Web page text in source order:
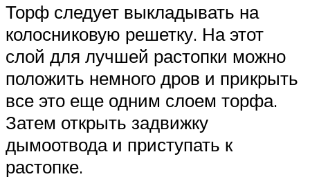
Торф следует выкладывать на
колосниковую решетку. На этот
слой для лучшей растопки можно
положить немного дров и прикрыть
все это еще одним слоем торфа.
Затем открыть задвижку
дымоотвода и приступать к
растопке.